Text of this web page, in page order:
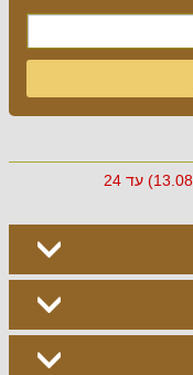
- 7000 ₪ ללילה למזמינים 2 לילות בחמישי (13.08) עד 24